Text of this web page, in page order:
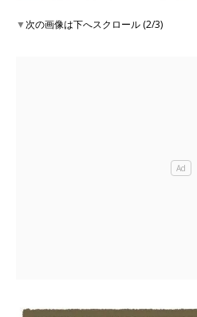
▼次の画像は下へスクロール (2/3)